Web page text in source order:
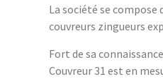
La société se compose
couvreurs zingueurs
Fort de sa
Couvreur 31 est en